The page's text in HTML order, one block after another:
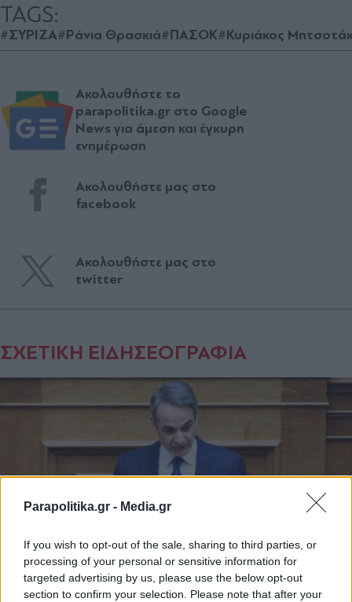
Parapolitika.gr - Media.gr
If you wish to opt-out of the sale, sharing to third parties, or
processing of your personal or sensitive information for
targeted advertising by us, please use the below opt-out
section to confirm your selection. Please note that after your
TAGS:
#ΣΥΡΙΖΑ#Ράνια Θρασκιά#ΠΑΣΟΚ#Κυριάκος
Ακολουθήστε το
parapolitika.gr στο Google
News για άμεση και έγκυρη
ενημέρωση
Ακολουθήστε μας στο
facebook
Ακολουθήστε μας στο
twitter
ΣΧΕΤΙΚΗ ΕΙΔΗΣΕΟΓΡΑΦΙΑ